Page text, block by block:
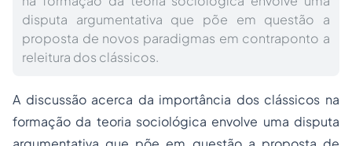
disputa argumentativa que põe em questão a
proposta de novos paradigmas em contraponto a
releitura dos clássicos.
A discussão acerca da importância dos clássicos na
formação da teoria sociológica envolve uma disputa